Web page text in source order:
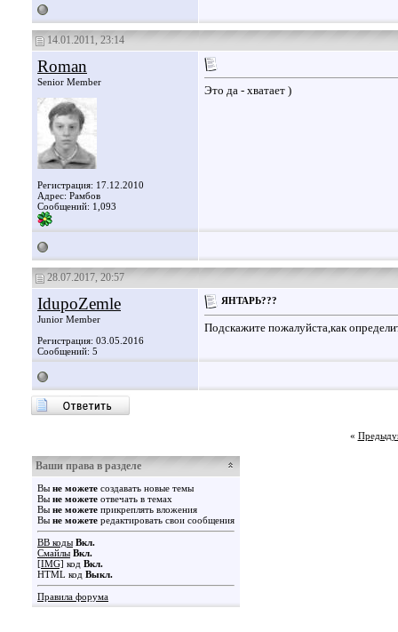
14.01.2011, 23:14
Roman
Senior Member
Регистрация: 17.12.2010
Адрес: Рамбов
Сообщений: 1,093
Это да - хватает )
28.07.2017, 20:57
IdupoZemle
Junior Member
Регистрация: 03.05.2016
Сообщений: 5
ЯНТАРЬ???
Подскажите пожалуйста,как
«
Ваши права в разделе
Вы не можете создавать новые темы
Вы не можете отвечать в темах
Вы не можете прикреплять вложения
Вы не можете редактировать свои сообщения
BB коды Вкл.
Смайлы Вкл.
[IMG] код Вкл.
HTML код Выкл.
Правила форума